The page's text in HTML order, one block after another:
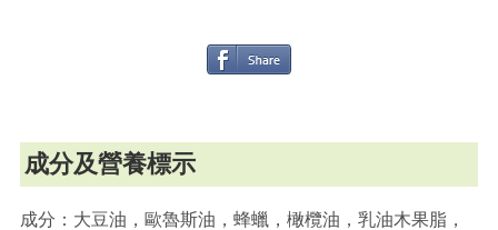
成分及營養標示
成分：大豆油，歐魯斯油，蜂蠟，橄欖油，乳油木果脂，